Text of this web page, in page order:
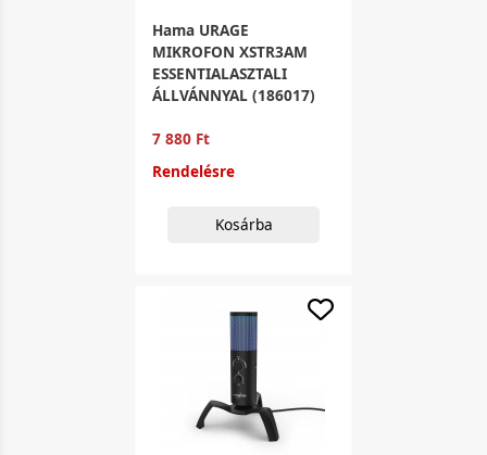
Hama URAGE
MIKROFON XSTR3AM
ESSENTIALASZTALI
ÁLLVÁNNYAL (186017)
7 880 Ft
Rendelésre
Kosárba